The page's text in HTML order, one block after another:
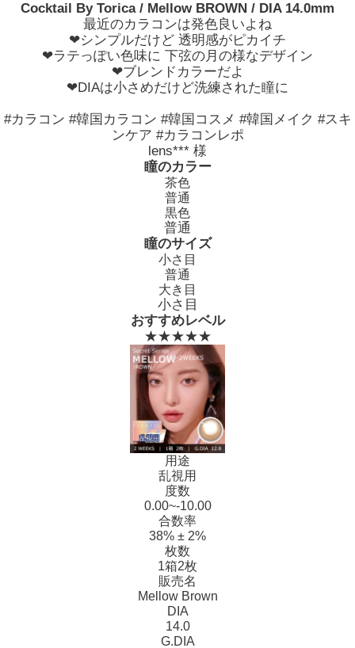
Cocktail By Torica / Mellow BROWN / DIA 14.0mm
最近のカラコンは発色良いよね
❤シンプルだけど 透明感がピカイチ
❤ラテっぽい色味に 下弦の月の様なデザイン
❤ブレンドカラーだよ
❤DIAは小さめだけど洗練された瞳に
#カラコン #韓国カラコン #韓国コスメ #韓国メイク #スキ
ンケア #カラコンレポ
lens*** 様
瞳のカラー
茶色
普通
黒色
普通
瞳のサイズ
小さ目
普通
大き目
小さ目
おすすめレベル
★★★★★
用途
乱視用
度数
0.00~-10.00
合数率
38% ± 2%
枚数
1箱2枚
販売名
Mellow Brown
DIA
14.0
G.DIA